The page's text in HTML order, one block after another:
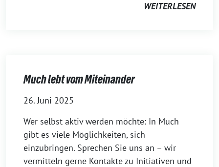
WEITERLESEN
Much lebt vom Miteinander
26. Juni 2025
Wer selbst aktiv werden möchte: In Much
gibt es viele Möglichkeiten, sich
einzubringen. Sprechen Sie uns an – wir
vermitteln gerne Kontakte zu Initiativen und